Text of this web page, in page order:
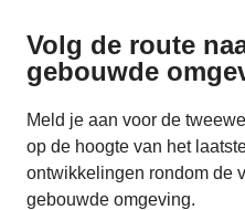
Volg de route
gebouwde
Meld je aan voor de
op de hoogte van het
ontwikkelingen rondom de
gebouwde omgeving.